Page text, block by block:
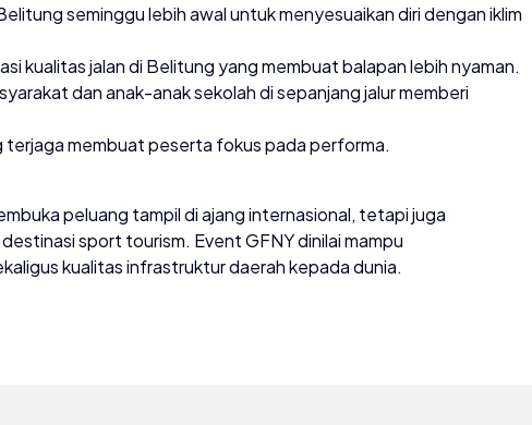
seminggu lebih awal untuk menyesuaikan diri dengan iklim
kualitas jalan di Belitung yang membuat balapan lebih nyaman.
dan anak-anak sekolah di sepanjang jalur memberi
terjaga membuat peserta fokus pada performa.
peluang tampil di ajang internasional, tetapi juga
sport tourism. Event GFNY dinilai mampu
kualitas infrastruktur daerah kepada dunia.